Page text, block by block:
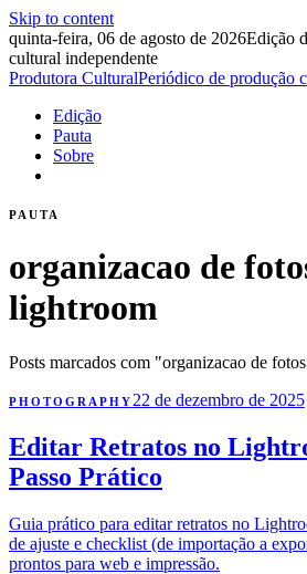
Skip to content
quinta-feira, 06 de agosto de 2026Edição
cultural independente
Produtora CulturalPeriódico de produção
Edição
Pauta
Sobre
PAUTA
organizacao de
lightroom
Posts marcados com "organizacao de
PHOTOGRAPHY 22 de dezembro de 2025
Editar Retratos no
Passo Prático
Guia prático para editar retratos no
de ajuste e checklist (de importação a
prontos para web e impressão.